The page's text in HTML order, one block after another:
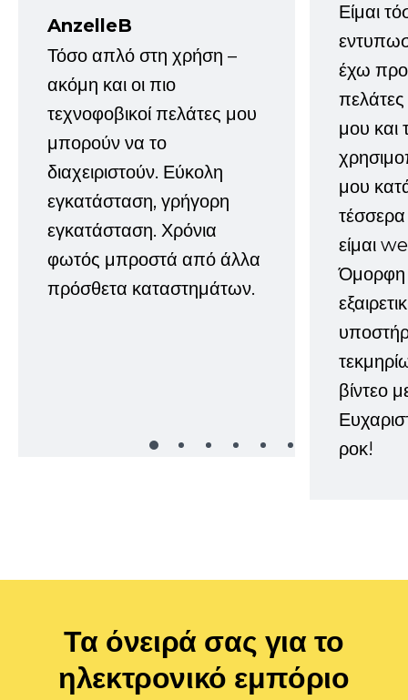
AnzelleB
Τόσο απλό στη χρήση –
ακόμη και οι πιο
τεχνοφοβικοί πελάτες μου
μπορούν να το
διαχειριστούν. Εύκολη
εγκατάσταση, γρήγορη
εγκατάσταση. Χρόνια
φωτός μπροστά από άλλα
πρόσθετα καταστημάτων.
Είμαι
έχω
μου και
μου
είμαι
Όμορφη
βίντεο
ροκ!
Τα όνειρά σας για το
ηλεκτρονικό εμπόριο